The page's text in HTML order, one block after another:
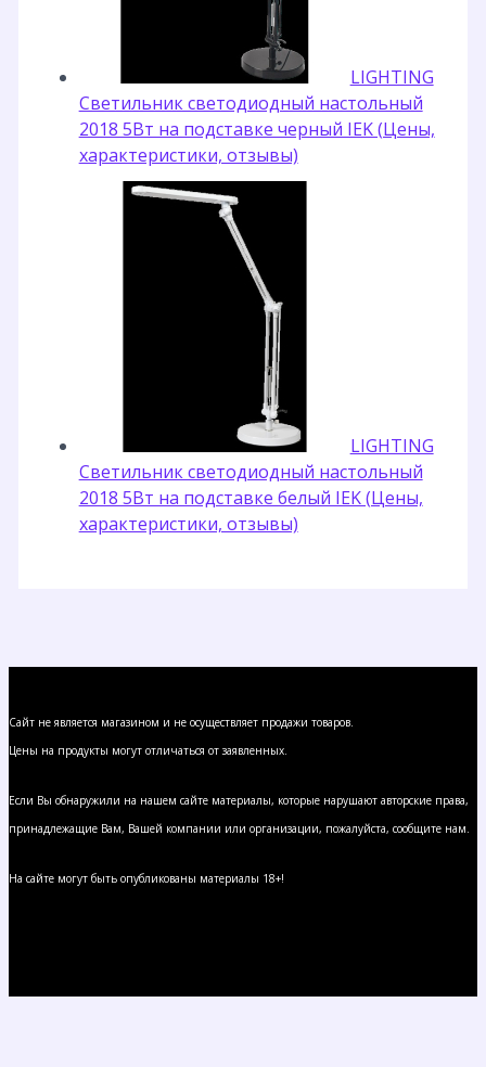
LIGHTING
Светильник светодиодный настольный
2018 5Вт на подставке черный IEK (Цены,
характеристики, отзывы)
LIGHTING
Светильник светодиодный настольный
2018 5Вт на подставке белый IEK (Цены,
характеристики, отзывы)
Сайт не является магазином и не осуществляет продажи товаров.
Цены на продукты могут отличаться от заявленных.
Если Вы обнаружили на нашем сайте материалы, которые нарушают авторские права,
принадлежащие Вам, Вашей компании или организации, пожалуйста, сообщите нам.
На сайте могут быть опубликованы материалы 18+!